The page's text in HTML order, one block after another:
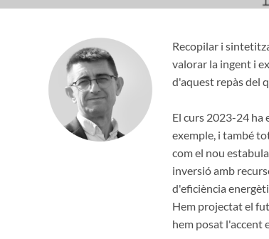
Recopilar i
valorar la ingent i
d'aquest repàs del
El curs 2023-24 ha
exemple, i també
com el nou
inversió amb
d'eficiència
Hem projectat el
hem posat l'accent